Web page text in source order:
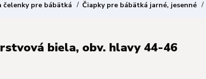
čelenky pre bábätká Čiapky pre bábätká jarné, jesenné
biela, obv. hlavy 44-46